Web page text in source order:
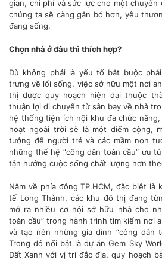
gian, chi phí và sức lực cho một chuyến
chúng ta sẽ càng gắn bó hơn, yêu
đang sống.
Chọn nhà ở đâu thì thích hợp?
Dù không phải là yếu tố bắt buộc
trưng về lối sống, việc sở hữu một nơi
thị được quy hoạch hiện đại thuộc
thuận lợi di chuyển từ sân bay về nhà
hệ thống tiện ích nội khu đa chức
hoạt ngoài trời sẽ là một điểm cộng,
tưởng để người trẻ và các mầm non
những thế hệ “công dân toàn cầu” ưu
tận hưởng cuộc sống chất lượng hơn
Nằm về phía đông TP.HCM, đặc biệt là
tế Long Thành, các khu đô thị đang
mở ra nhiều cơ hội sở hữu nhà cho
toàn cầu” trong hành trình tìm kiếm nơi
và tạo nên những gia đình “công dân
Trong đó nổi bật là dự án Gem Sky
Đất Xanh với vị trí đắc địa, quy hoạch